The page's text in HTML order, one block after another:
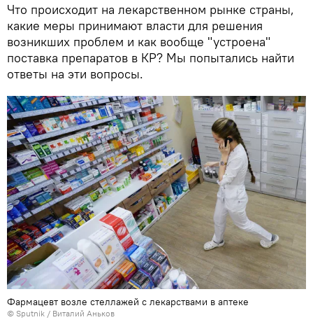
Что происходит на лекарственном рынке страны,
какие меры принимают власти для решения
возникших проблем и как вообще "устроена"
поставка препаратов в КР? Мы попытались найти
ответы на эти вопросы.
Фармацевт возле стеллажей с лекарствами в аптеке
© Sputnik / Виталий Аньков